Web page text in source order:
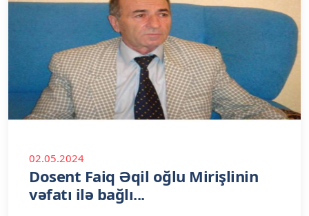
02.05.2024
Dosent Faiq Əqil oğlu Mirişlinin
vəfatı ilə bağlı...